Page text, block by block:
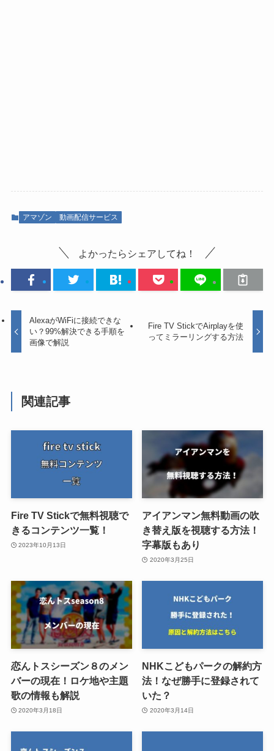
アマゾン 動画配信サービス
よかったらシェアしてね！
AlexaがWiFiに接続できな
い？99%解決できる手順を
画像で解説
Fire TV StickでAirplayを使
ってミラーリングする方法
関連記事
Fire TV Stickで無料視聴で
きるコンテンツ一覧！
2023年10月13日
アイアンマン無料動画の吹
き替え版を視聴する方法！
字幕版もあり
2020年3月25日
恋んトスシーズン８のメン
バーの現在！ロケ地や主題
歌の情報も解説
2020年3月18日
NHKこどもパークの解約方
法！なぜ勝手に登録されて
いた？
2020年3月14日